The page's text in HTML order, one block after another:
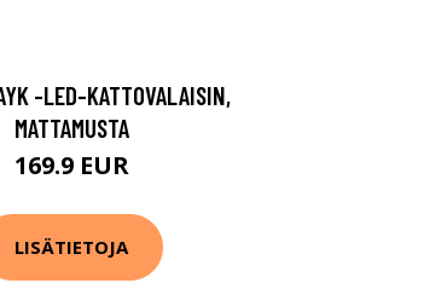
-LED-KATTOVALAISIN,
MATTAMUSTA
169.9 EUR
LISÄTIETOJA